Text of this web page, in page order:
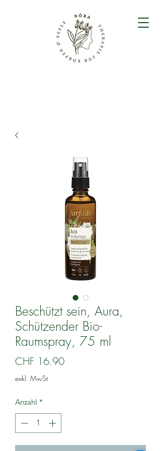
Beschützt sein, Aura,
Schützender Bio-
Raumspray, 75 ml
CHF 16.90Preis
exkl. MwSt
Anzahl *